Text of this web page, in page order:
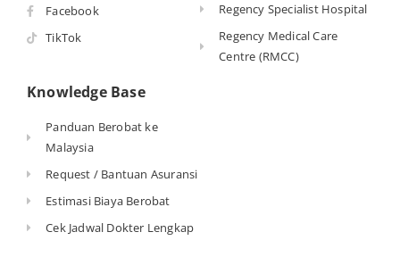
Facebook
TikTok
Regency Specialist Hospital
Regency Medical Care
Centre (RMCC)
Knowledge Base
Panduan Berobat ke
Malaysia
Request / Bantuan Asuransi
Estimasi Biaya Berobat
Cek Jadwal Dokter Lengkap